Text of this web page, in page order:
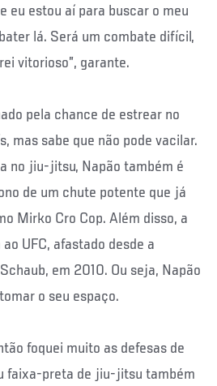
eu estou aí para buscar o meu
lá. Será um combate difícil,
vitorioso”, garante.
pela chance de estrear no
mas sabe que não pode vacilar.
no jiu-jitsu, Napão também é
de um chute potente que já
Mirko Cro Cop. Além disso, a
UFC, afastado desde a
em 2010. Ou seja, Napão
o seu espaço.
foquei muito as defesas de
faixa-preta de jiu-jitsu também